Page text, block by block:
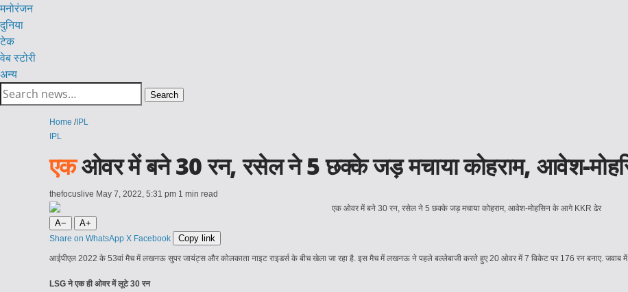
मनोरंजन
दुनिया
टेक
वेब स्टोरी
अन्य
Search
for:
Search
Home /IPL
IPL
एकओवर में बने 30 रन, रसेल ने 5 छक्के जड़ मचाया कोहराम, आवेश-
thefocuslive May 7, 2022, 5:31 pm 1 min read
A− A+
Share on WhatsApp X Facebook Copy link
आईपीएल 2022 के 53वां मैच में लखनऊ सुपर जायंट्स और कोलकाता नाइट राइडर्स के बीच खेला जा रहा है. इस मैच में लखनऊ ने पहले बल्लेबाजी करते हुए 20 ओवर में 7 विकेट पर 176 रन बनाए. जवाब
LSG ने एक ही ओवर में लूटे 30 रन